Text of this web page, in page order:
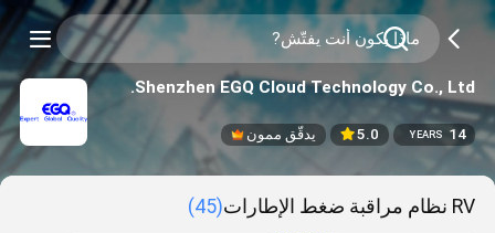
Shenzhen EGQ Cloud Technology Co., Ltd.
14
YEARS
5.0 يدقّق ممون
RV نظام مراقبة ضغط الإطارات (45)